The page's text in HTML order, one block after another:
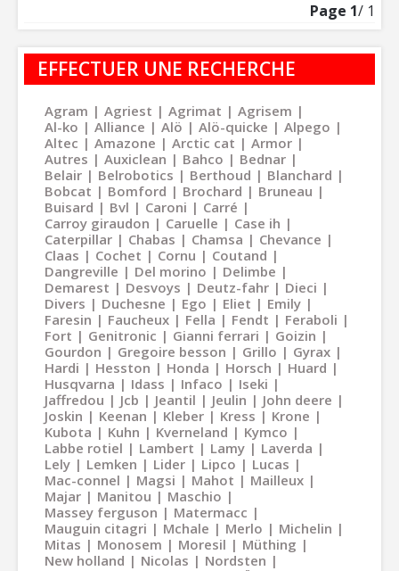
Page 1/ 1
EFFECTUER UNE RECHERCHE
Agram Agriest Agrimat
Agrisem
Al-ko
Alliance Alö Alö-quicke
Alpego
Altec
Amazone Arctic cat
Armor
Autres
Auxiclean Bahco
Bednar
Belair
Belrobotics Berthoud
Blanchard
Bobcat
Bomford Brochard
Bruneau
Buisard
Bvl Caroni
Carré
Carroy giraudon
Caruelle
Case ih
Caterpillar
Chabas Chamsa
Chevance
Claas
Cochet Cornu
Coutand
Dangreville
Del morino
Delimbe
Demarest
Desvoys Deutz-fahr
Dieci
Divers
Duchesne Ego Eliet
Emily
Faresin
Faucheux Fella Fendt
Feraboli
Fort
Genitronic Gianni ferrari
Goizin
Gourdon
Gregoire besson Grillo
Gyrax
Hardi
Hesston Honda Horsch
Huard
Husqvarna
Idass Infaco
Iseki
Jaffredou
Jcb Jeantil Jeulin
John deere
Joskin
Keenan Kleber Kress
Krone
Kubota
Kuhn Kverneland
Kymco
Labbe rotiel
Lambert Lamy
Laverda
Lely
Lemken Lider Lipco
Lucas
Mac-connel
Magsi Mahot
Mailleux
Majar
Manitou
Maschio
Massey ferguson
Matermacc
Mauguin citagri
Mchale Merlo
Michelin
Mitas
Monosem Moresil
Müthing
New holland
Nicolas
Nordsten